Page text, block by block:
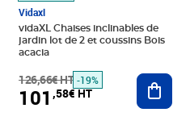
au panier
Vidaxl
vidaXL Chaises inclinables de
jardin lot de 2 et coussins Bois
acacia
126,66€ HT -19%
101 ,58€ HT